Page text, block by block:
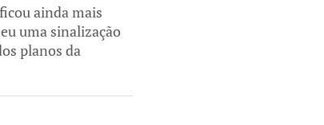
ainda mais
uma sinalização
planos da